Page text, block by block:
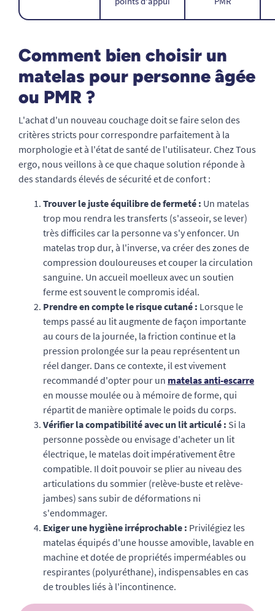
Comment bien choisir un
matelas pour personne âgée
ou PMR ?
L'achat d'un nouveau couchage doit se faire selon des
critères stricts pour correspondre parfaitement à la
morphologie et à l'état de santé de l'utilisateur. Chez Tous
ergo, nous veillons à ce que chaque solution réponde à
des standards élevés de sécurité et de confort :
Trouver le juste équilibre de fermeté : Un matelas
trop mou rendra les transferts (s'asseoir, se lever)
très difficiles car la personne va s'y enfoncer. Un
matelas trop dur, à l'inverse, va créer des zones de
compression douloureuses et couper la circulation
sanguine. Un accueil moelleux avec un soutien
ferme est souvent le compromis idéal.
Prendre en compte le risque cutané : Lorsque le
temps passé au lit augmente de façon importante
au cours de la journée, la friction continue et la
pression prolongée sur la peau représentent un
réel danger. Dans ce contexte, il est vivement
recommandé d'opter pour un matelas anti-escarre
en mousse moulée ou à mémoire de forme, qui
répartit de manière optimale le poids du corps.
Vérifier la compatibilité avec un lit articulé : Si la
personne possède ou envisage d'acheter un lit
électrique, le matelas doit impérativement être
compatible. Il doit pouvoir se plier au niveau des
articulations du sommier (relève-buste et relève-
jambes) sans subir de déformations ni
s'endommager.
Exiger une hygiène irréprochable : Privilégiez les
matelas équipés d'une housse amovible, lavable en
machine et dotée de propriétés imperméables ou
respirantes (polyuréthane), indispensables en cas
de troubles liés à l'incontinence.